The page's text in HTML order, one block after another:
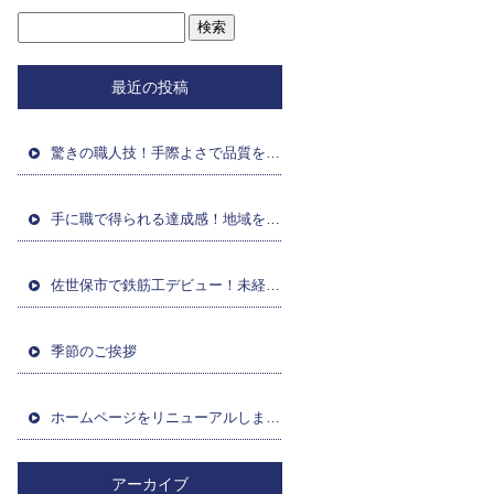
最近の投稿
驚きの職人技！手際よさで品質を極めるプロの仕事
手に職で得られる達成感！地域を支えるプロの喜び
佐世保市で鉄筋工デビュー！未経験からの挑戦を応援
季節のご挨拶
ホームページをリニューアルしました
アーカイブ